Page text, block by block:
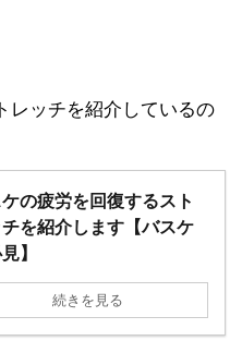
レッチを紹介しているの
の疲労を回復するスト
を紹介します【バスケ
】
続きを見る